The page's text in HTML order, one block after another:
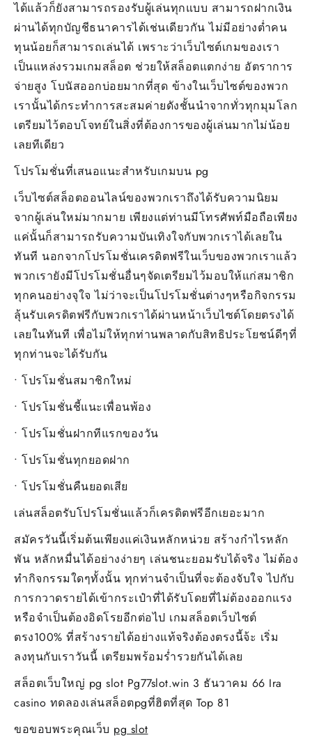
ได้แล้วก็ยังสามารถรองรับผู้เล่นทุกแบบ สามารถฝากเงิน
ผ่านได้ทุกบัญชีธนาคารได้เช่นเดียวกัน ไม่มีอย่างต่ำคน
ทุนน้อยก็สามารถเล่นได้ เพราะว่าเว็บไซต์เกมของเรา
เป็นแหล่งรวมเกมสล็อต ช่วยให้สล็อตแตกง่าย อัตราการ
จ่ายสูง โบนัสออกบ่อยมากที่สุด ข้างในเว็บไซต์ของพวก
เรานั้นได้กระทำการสะสมค่ายดังชั้นนำจากทั่วทุกมุมโลก
เตรียมไว้ตอบโจทย์ในสิ่งที่ต้องการของผู้เล่นมากไม่น้อย
เลยทีเดียว
โปรโมชั่นที่เสนอแนะสำหรับเกมบน pg
เว็บไซต์สล็อตออนไลน์ของพวกเราถึงได้รับความนิยม
จากผู้เล่นใหม่มากมาย เพียงแต่ท่านมีโทรศัพท์มือถือเพียง
แค่นั้นก็สามารถรับความบันเทิงใจกับพวกเราได้เลยใน
ทันที นอกจากโปรโมชั่นเครดิตฟรีในเว็บของพวกเราแล้ว
พวกเรายังมีโปรโมชั่นอื่นๆจัดเตรียมไว้มอบให้แก่สมาชิก
ทุกคนอย่างจุใจ ไม่ว่าจะเป็นโปรโมชั่นต่างๆหรือกิจกรรม
ลุ้นรับเครดิตฟรีกับพวกเราได้ผ่านหน้าเว็บไซต์โดยตรงได้
เลยในทันที เพื่อไม่ให้ทุกท่านพลาดกับสิทธิประโยชน์ดีๆที่
ทุกท่านจะได้รับกัน
• โปรโมชั่นสมาชิกใหม่
• โปรโมชั่นชี้แนะเพื่อนพ้อง
• โปรโมชั่นฝากทีแรกของวัน
• โปรโมชั่นทุกยอดฝาก
• โปรโมชั่นคืนยอดเสีย
เล่นสล็อตรับโปรโมชั่นแล้วก็เครดิตฟรีอีกเยอะมาก
สมัครวันนี้เริ่มต้นเพียงแค่เงินหลักหน่วย สร้างกำไรหลัก
พัน หลักหมื่นได้อย่างง่ายๆ เล่นชนะยอมรับได้จริง ไม่ต้อง
ทำกิจกรรมใดๆทั้งนั้น ทุกท่านจำเป็นที่จะต้องจับใจ ไปกับ
การกวาดรายได้เข้ากระเป๋าที่ได้รับโดยที่ไม่ต้องออกแรง
หรือจำเป็นต้องอิดโรยอีกต่อไป เกมสล็อตเว็บไซต์
ตรง100% ที่สร้างรายได้อย่างแท้จริงต้องตรงนี้จ้ะ เริ่ม
ลงทุนกับเราวันนี้ เตรียมพร้อมร่ำรวยกันได้เลย
สล็อตเว็บใหญ่ pg slot Pg77slot.win 3 ธันวาคม 66 Ira
casino ทดลองเล่นสล็อตpgที่ฮิตที่สุด Top 81
ขอขอบพระคุณเว็บ pg slot